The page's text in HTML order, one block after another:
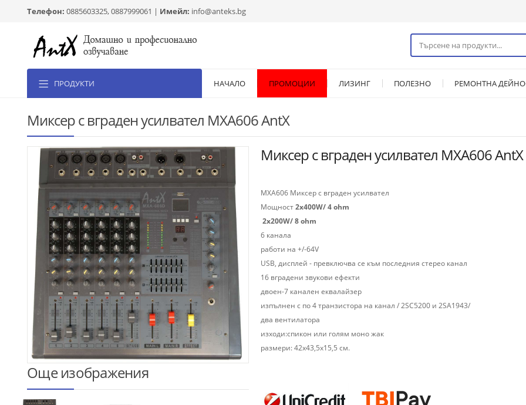
Телефон: 0885603325, 0887999061 | Имейл: info@anteks.bg
ПРОДУКТИ НАЧАЛО ПРОМОЦИИ ЛИЗИНГ ПОЛЕЗНО РЕМОНТНА
Миксер с вграден усилвател MXA606 AntX
Още изображения
Миксер с вграден усилвател MXA606 AntX
MXA606 Миксер с вграден усилвател
Мощност2х400W/ 4 ohm
2x200W/ 8 ohm
6 канала
работи на +/-64V
USB, дисплей - превключва се към последния стерео канал
16 вградени звукови ефекти
двоен-7 канален еквалайзер
изпълнен с по 4 транзистора на канал / 2SC5200 и 2SA1943/
два вентилатора
изходи:спикон или голям моно жак
размери: 42х43,5х15,5 см.